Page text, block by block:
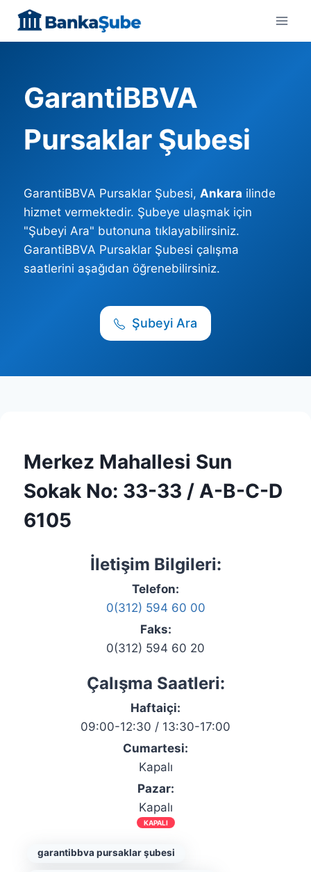
content
GarantiBBVA
Pursaklar Şubesi
GarantiBBVA Pursaklar Şubesi, Ankara ilinde
hizmet vermektedir. Şubeye ulaşmak için
"Şubeyi Ara" butonuna tıklayabilirsiniz.
GarantiBBVA Pursaklar Şubesi çalışma
saatlerini aşağıdan öğrenebilirsiniz.
Şubeyi Ara
Merkez Mahallesi Sun
Sokak No: 33-33 / A-B-C-D
6105
İletişim Bilgileri:
Telefon:
0(312) 594 60 00
Faks:
0(312) 594 60 20
Çalışma Saatleri:
Haftaiçi:
09:00-12:30 / 13:30-17:00
Cumartesi:
Kapalı
Pazar:
Kapalı
KAPALI
garantibbva pursaklar şubesi